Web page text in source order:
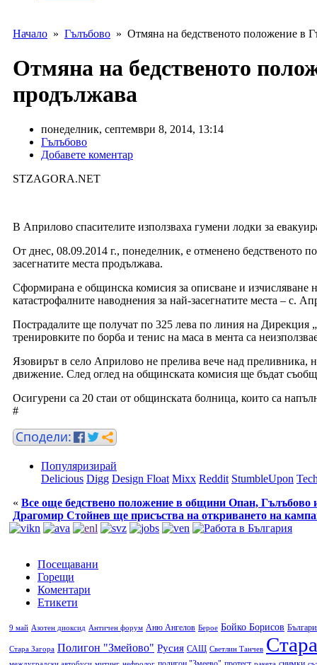
Начало » Гълъбово » Отмяна на бедственото положение в
Отмяна на бедственото
продължава
понеделник, септември 8, 2014, 13:14
Гълъбово
Добавете коментар
STZAGORA.NET
В Априлово спасителите използваха гумени лодки за
От днес, 08.09.2014 г., понеделник, е отменено бедственото
засегнатите места продължава.
Сформирана е общинска комисия за описване и изчисляване
катастрофалните наводнения за най-засегнатите места – с.
Пострадалите ще получат по 325 лева по линия на Дирекция
тренировките по борба и тенис на маса в мента са
Язовирът в село Априлово не прелива вече над преливника,
движение. След оглед на общинската комисия ще бъдат
Осигурени са 20 стаи от общинската болница, които са
#
Популяризирай
Delicious Digg Design Float Mixx Reddit StumbleUpon
« Все още бедствено положение в общини Опан, Гълъбово
Драгомир Стойнев ще присъства на откриването на
Посещавани
Горещи
Коментари
Етикети
9 май Азотен диоксид Античен форум Аню Ангелов Берое Бойко Борисов
Стара Загора Полигон "Змейово" Русия САЩ Светлин Танчев